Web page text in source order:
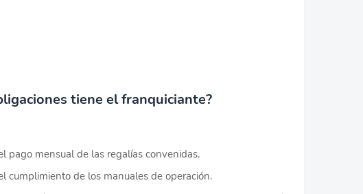
tiene el franquiciante?
pago mensual de las regalías convenidas.
cumplimiento de los manuales de operación.